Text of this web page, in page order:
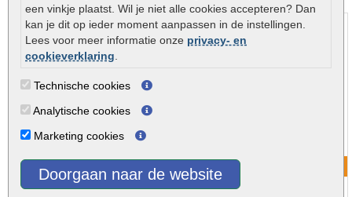
een vinkje plaatst. Wil je niet alle cookies accepteren? Dan
kan je dit op ieder moment aanpassen in de instellingen.
Lees voor meer informatie onze privacy- en
cookieverklaring
Technische cookies
Analytische cookies
Marketing cookies
Doorgaan naar de website
Korting mogelijk!